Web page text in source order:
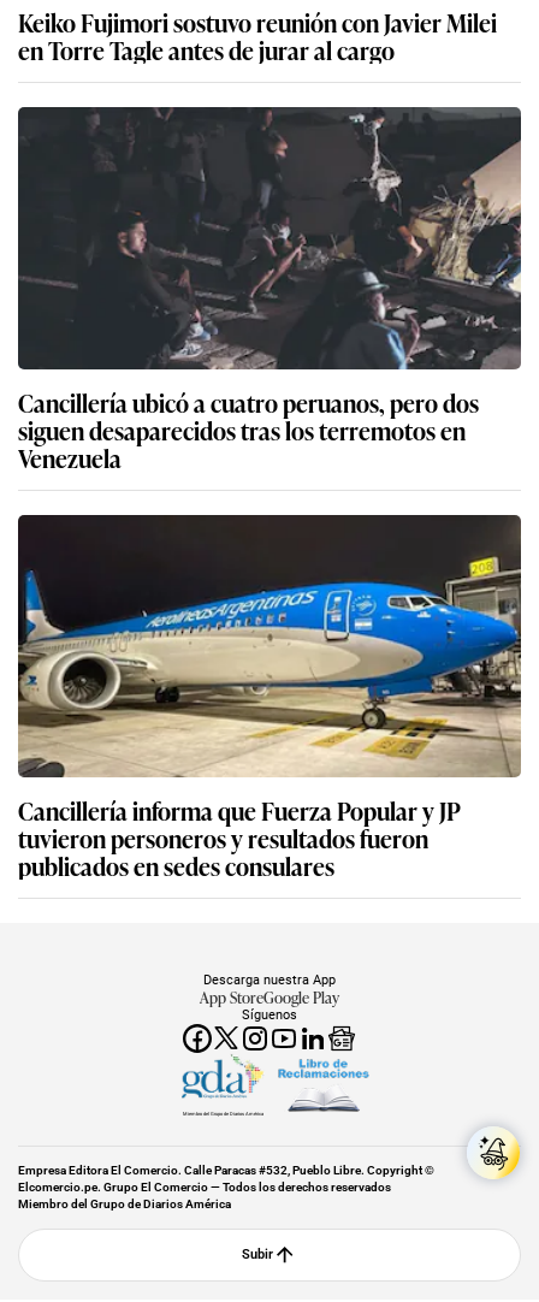
Keiko Fujimori sostuvo reunión con Javier Milei
en Torre Tagle antes de jurar al cargo
Cancillería ubicó a cuatro peruanos, pero dos
siguen desaparecidos tras los terremotos en
Venezuela
Cancillería informa que Fuerza Popular y JP
tuvieron personeros y resultados fueron
publicados en sedes consulares
Síguenos
Descarga nuestra App
App StoreGoogle Play
Miembro del Grupo de Diarios América
Empresa Editora El Comercio. Calle Paracas #532, Pueblo Libre. Copyright ©
Elcomercio.pe. Grupo El Comercio — Todos los derechos reservados
Miembro del Grupo de Diarios América
Subir